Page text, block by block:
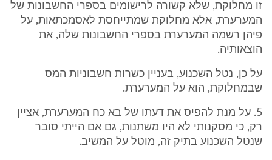
זו מחלוקת, שלא קשורה לרישומים בספרי החשבונות של
המערערת, אלא מחלוקת שמתייחסת לאסמכתאות, על
פיהן רשמה המערערת בספרי החשבונות שלה, את
הוצאותיה.
על כן, נטל השכנוע, בעניין כשרות חשבוניות המס
שבמחלוקת, הוא על המערערת.
5. על מנת להפיס את דעתו של בא כח המערערת, אציין
רק, כי מסקנותי לא היו משתנות, גם אם הייתי סובר
שנטל השכנוע בתיק זה, מוטל על המשיב.